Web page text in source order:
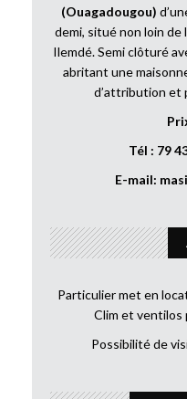
(Ouagadougou)
demi, situé non loin de
Ilemdé. Semi clôturé
abritant une
d’attribution et
Tél : 79
E-mail:
Particulier met en
Clim et ventilos
Possibilité de